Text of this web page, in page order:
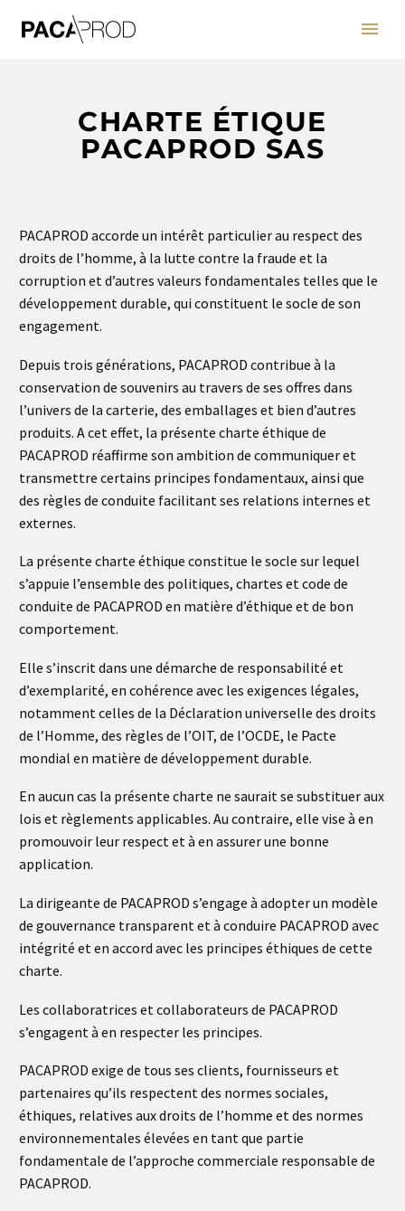
CHARTE ÉTIQUE
PACAPROD SAS
PACAPROD accorde un intérêt particulier au respect des
droits de l’homme, à la lutte contre la fraude et la
corruption et d’autres valeurs fondamentales telles que le
développement durable, qui constituent le socle de son
engagement.
Depuis trois générations, PACAPROD contribue à la
conservation de souvenirs au travers de ses offres dans
l’univers de la carterie, des emballages et bien d’autres
produits. A cet effet, la présente charte éthique de
PACAPROD réaffirme son ambition de communiquer et
transmettre certains principes fondamentaux, ainsi que
des règles de conduite facilitant ses relations internes et
externes.
La présente charte éthique constitue le socle sur lequel
s’appuie l’ensemble des politiques, chartes et code de
conduite de PACAPROD en matière d’éthique et de bon
comportement.
Elle s’inscrit dans une démarche de responsabilité et
d’exemplarité, en cohérence avec les exigences légales,
notamment celles de la Déclaration universelle des droits
de l’Homme, des règles de l’OIT, de l’OCDE, le Pacte
mondial en matière de développement durable.
En aucun cas la présente charte ne saurait se substituer aux
lois et règlements applicables. Au contraire, elle vise à en
promouvoir leur respect et à en assurer une bonne
application.
La dirigeante de PACAPROD s’engage à adopter un modèle
de gouvernance transparent et à conduire PACAPROD avec
intégrité et en accord avec les principes éthiques de cette
charte.
Les collaboratrices et collaborateurs de PACAPROD
s’engagent à en respecter les principes.
PACAPROD exige de tous ses clients, fournisseurs et
partenaires qu’ils respectent des normes sociales,
éthiques, relatives aux droits de l’homme et des normes
environnementales élevées en tant que partie
fondamentale de l’approche commerciale responsable de
PACAPROD.